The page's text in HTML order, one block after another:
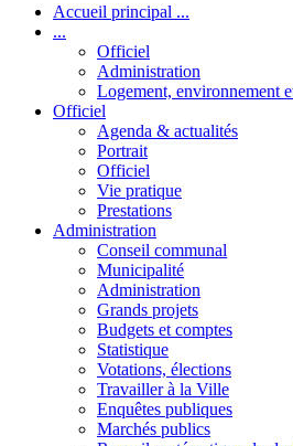
Accueil principal ...
...
Officiel
Administration
Logement, environnement
Officiel
Agenda & actualités
Portrait
Officiel
Vie pratique
Prestations
Administration
Conseil communal
Municipalité
Administration
Grands projets
Budgets et comptes
Statistique
Votations, élections
Travailler à la Ville
Enquêtes publiques
Marchés publics